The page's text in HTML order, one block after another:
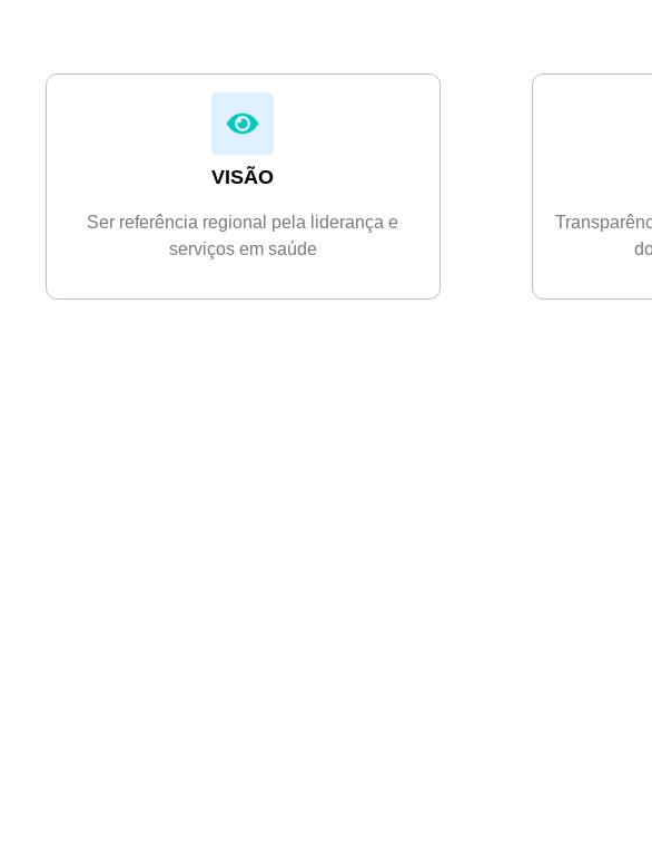
VISÃO
Ser referência regional pela liderança e
serviços em saúde